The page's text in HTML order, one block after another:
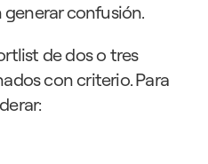
confusión.
de dos o tres
con criterio. Para